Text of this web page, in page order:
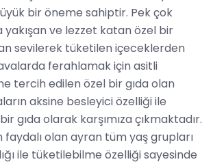
bir öneme sahiptir. Pek çok
yakışan ve lezzet katan özel bir
sevilerek tüketilen içeceklerden
ferahlamak için asitli
tercih edilen özel bir gıda olan
aksine besleyici özelliği ile
gıda olarak karşımıza çıkmaktadır.
faydalı olan ayran tüm yaş grupları
ile tüketilebilme özelliği sayesinde